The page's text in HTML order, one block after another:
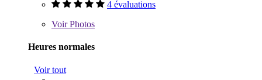
4 évaluations
VoirPhotos
Heures normales
Voir tout